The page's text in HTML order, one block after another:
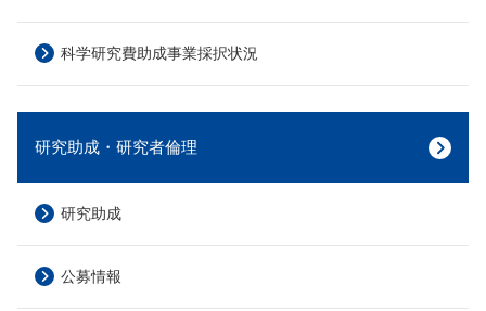
科学研究費助成事業採択状況
研究助成・研究者倫理
研究助成
公募情報